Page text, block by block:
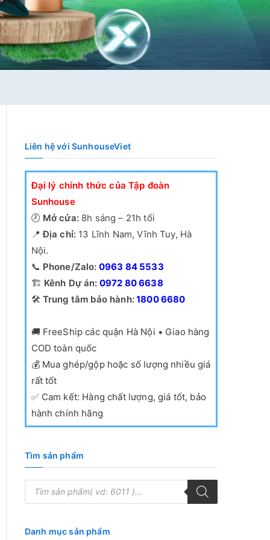
Liên hệ với SunhouseViet
Đại lý chính thức của Tập đoàn
Sunhouse
🕗 Mở cửa:8h sáng – 21h tối
📍Địa chỉ: 13 Lĩnh Nam, Vĩnh Tuy, Hà
Nội.
📞 Phone/Zalo: 0963 84 5533
🏗️ Kênh Dự án: 0972 80 6638
🛠️ Trung tâm bảo hành:1800 6680
🚚 FreeShip các quận Hà Nội • Giao hàng
COD toàn quốc
💰 Mua ghép/gộp hoặc số lượng nhiều giá
rất tốt
✅ Cam kết: Hàng chất lượng, giá tốt, bảo
hành chính hãng
Tìm sản phẩm
T
m
ế
Danh mục sản phẩm